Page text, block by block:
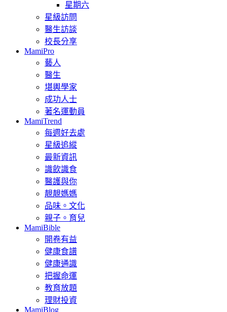
星期六
星級訪問
醫生訪談
校長分享
MamiPro
藝人
醫生
堪輿學家
成功人士
著名運動員
MamiTrend
每週好去處
星級追縱
最新資訊
識飲識食
醫護與你
靚靚媽媽
品味。文化
親子。育兒
MamiBible
開卷有益
健康食譜
健康通識
把握命運
教育放題
理財投資
MamiBlog